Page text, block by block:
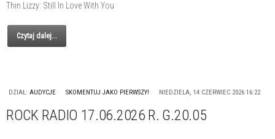
Thin Lizzy: Still In Love With You
Czytaj dalej...
DZIAŁ: AUDYCJE SKOMENTUJ JAKO PIERWSZY! NIEDZIELA, 14 CZERWIEC 2026 16:22
ROCK RADIO 17.06.2026 R. G.20.05